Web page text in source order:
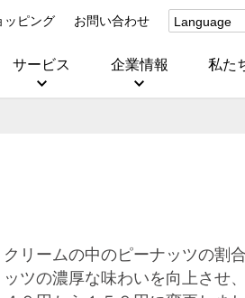
ッピング お問い合わせ
Language
(Corporate)
サービス 企業情報 私た
クリームの中のピーナッツの割
ッツの濃厚な味わいを向上させ